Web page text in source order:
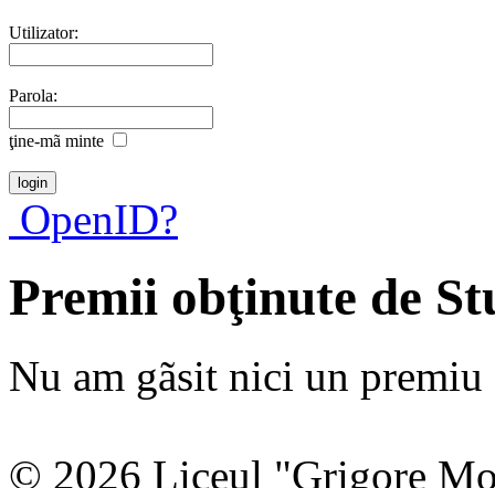
Utilizator:
Parola:
ţine-mã minte
OpenID?
Premii obţinute de
Nu am gãsit nici un premiu
© 2026 Liceul "Grigore